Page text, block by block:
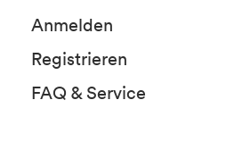
Anmelden
Registrieren
FAQ & Service